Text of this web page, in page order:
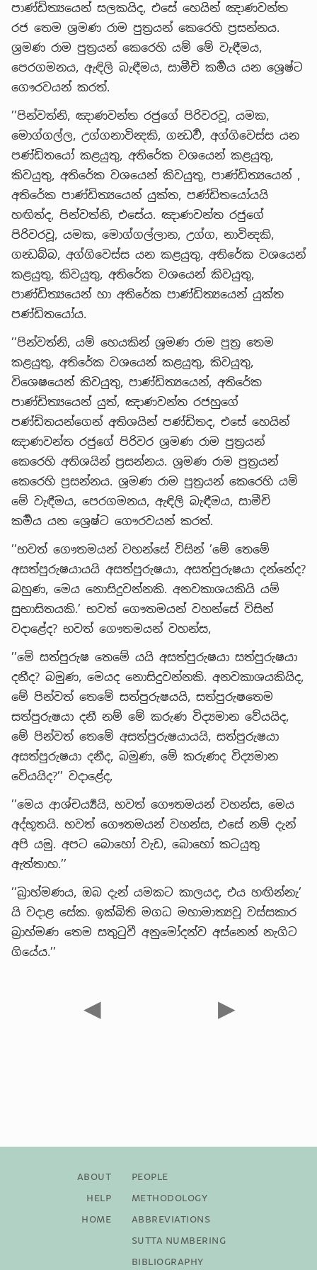
පාණ්ඩිත්‍යයෙන් සලකයිද, එසේ හෙයින් ඤාණවන්ත
රජ තෙම ශ්‍රමණ රාම පුත්‍රයන් කෙරෙහි ප්‍රසන්නය.
ශ්‍රමණ රාම පුත්‍රයන් කෙරෙහි යම් මේ වැඳීමය,
පෙරගමනය, ඇඳිලි බැඳීමය, සාමීචි කර්‍මය යන ශ්‍රෙෂ්ට
ගෞරවයන් කරත්.
’’පින්වත්නි, ඤාණවන්ත රජුගේ පිරිවරවූ, යමක,
මොග්ගල්ල, උග්ගනාවින්‍දකි, ගන්‍ධර්‍ව, අග්ගිවෙස්ස යන
පණ්ඩිතයෝ කළයුතු, අතිරේක වශයෙන් කළයුතු,
කිවයුතු, අතිරේක වශයෙන් කිවයුතු, පාණ්ඩිත්‍යයෙන් ,
අතිරේක පාණ්ඩිත්‍යයෙන් යුක්ත, පණ්ඩිතයෝයයි
හඟිත්ද, පින්වත්නි, එසේය. ඤාණවන්ත රජුගේ
පිරිවරවූ, යමක, මොග්ගල්ලාන, උග්ග, නාවින්‍දකි,
ගන්‍ධබ්බ, අග්ගිවෙස්ස යන කළයුතු, අතිරේක වශයෙන්
කළයුතු, කිවයුතු, අතිරේක වශයෙන් කිවයුතු,
පාණ්ඩිත්‍යයෙන් හා අතිරේක පාණ්ඩිත්‍යයෙන් යුක්ත
පණ්ඩිතයෝය.
’’පින්වත්නි, යම් හෙයකින් ශ්‍රමණ රාම පුත්‍ර තෙම
කළයුතු, අතිරේක වශයෙන් කළයුතු, කිවයුතු,
විශෙෂයෙන් කිවයුතු, පාණ්ඩිත්‍යයෙන්, අතිරේක
පාණ්ඩිත්‍යයෙන් යුත්, ඤාණවන්ත රජහුගේ
පණ්ඩිතයන්ගෙන් අතිශයින් පණ්ඩිතද, එසේ හෙයින්
ඤාණවන්ත රජුගේ පිරිවර ශ්‍රමණ රාම පුත්‍රයන්
කෙරෙහි අතිශයින් ප්‍රසන්නය. ශ්‍රමණ රාම පුත්‍රයන්
කෙරෙහි ප්‍රසන්නය. ශ්‍රමණ රාම පුත්‍රයන් කෙරෙහි යම්
මේ වැඳීමය, පෙරගමනය, ඇඳිලි බැඳීමය, සාමීචි
කර්‍මය යන ශ්‍රෙෂ්ට ගෞරවයන් කරත්.
’’භවත් ගෞතමයන් වහන්සේ විසින් ’මේ තෙමේ
අසත්පුරුෂයායයි අසත්පුරුෂයා, අසත්පුරුෂයා දන්නේද?
බහුණ, මෙය නොසිදුවන්නකි. අනවකාශයකියි යම්
සුභාසිතයකි.’ භවත් ගෞතමයන් වහන්සේ විසින්
වදාළේද? භවත් ගෞතමයන් වහන්ස,
’’මේ සත්පුරුෂ තෙමේ යයි අසත්පුරුෂයා සත්පුරුෂයා
දනීද? බමුණ, මෙයද නොසිදුවන්නකි. අනවකාශයකියිද,
මේ පින්වත් තෙමේ සත්පුරුෂයයි, සත්පුරුෂතෙම
සත්පුරුෂයා දනී නම් මේ කරුණ විද්‍යමාන වේයයිද,
මේ පින්වත් තෙමේ අසත්පුරුෂයායයි, සත්පුරුෂයා
අසත්පුරුෂයා දනීද, බමුණ, මේ කරුණද විද්‍යමාන
වේයයිද?’’ වදාළේද,
’’මෙය ආශ්චර්‍ය්‍යයි, භවත් ගෞතමයන් වහන්ස, මෙය
අද්භූතයි. භවත් ගෞතමයන් වහන්ස, එසේ නම් දැන්
අපි යමු. අපට බොහෝ වැඩ, බොහෝ කටයුතු
ඇත්තාහ.’’
’’බ්‍රාහ්මණය, ඔබ දැන් යමකට කාලයද, එය හඟින්නැ’
යි වදාළ සේක. ඉක්බිති මගධ මහාමාත්‍යවූ වස්සකාර
බ්‍රාහ්මණ තෙම සතුටුවී අනුමෝදන්ව අස්නෙන් නැගිට
ගියේය.’’
◀ ▶
About
Help
Home
People
Methodology
Abbreviations
Sutta Numbering
Bibliography